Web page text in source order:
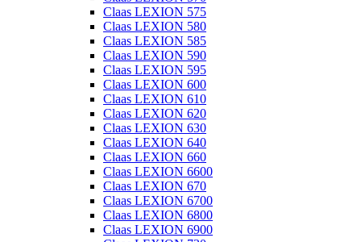
Claas LEXION 575
Claas LEXION 580
Claas LEXION 585
Claas LEXION 590
Claas LEXION 595
Claas LEXION 600
Claas LEXION 610
Claas LEXION 620
Claas LEXION 630
Claas LEXION 640
Claas LEXION 660
Claas LEXION 6600
Claas LEXION 670
Claas LEXION 6700
Claas LEXION 6800
Claas LEXION 6900